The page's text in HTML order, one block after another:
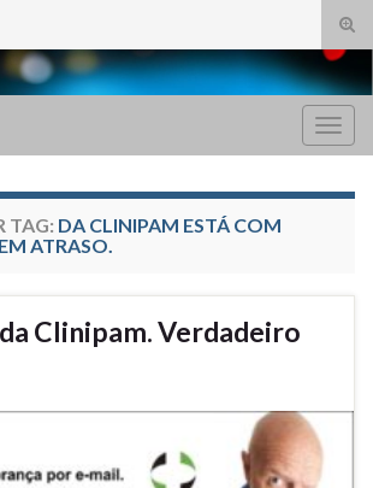
de
for:
TAG: DA CLINIPAM ESTÁ COM
ATRASO.
Clinipam. Verdadeiro